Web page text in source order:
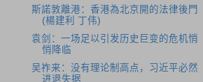
斯諾敦離港：香港為北京開的法律後門
(楊建利 丁伟)
袁剑：一场足以引发历史巨变的危机悄
悄降临
吴祚来：没有理论制高点，习近平必然
进退失据